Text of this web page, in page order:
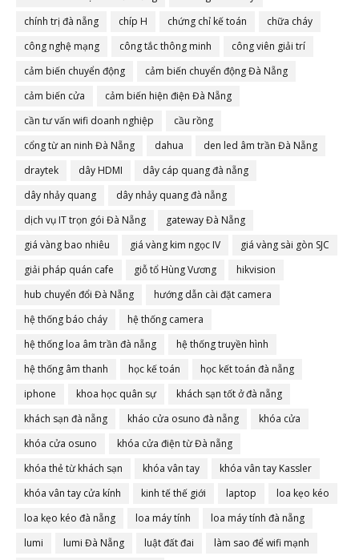
chính trị đà nẵng
chíp H chứng chỉ kế toán
chữa cháy
công nghệ mạng
công tắc thông minh
công viên giải trí
cảm biến chuyển động
cảm biến chuyển động Đà Nẵng
cảm biến cửa
cảm biến hiện điện Đà Nẵng
cần tư vấn wifi doanh nghiệp
cầu rồng
cổng từ an ninh Đà Nẵng
dahua
den led âm trần Đà Nẵng
draytek
dây HDMI
dây cáp quang đà nẵng
dây nhảy quang
dây nhảy quang đà nẵng
dịch vụ IT trọn gói Đà Nẵng
gateway Đà Nẵng
giá vàng bao nhiêu
giá vàng kim ngọc IV
giá vàng sài gòn SJC
giải pháp quán cafe
giỗ tổ Hùng Vương
hikvision
hub chuyển đổi Đà Nẵng
hướng dẫn cài đặt camera
hệ thống báo cháy
hệ thống camera
hệ thống loa âm trần đà nẵng
hệ thống truyền hình
hệ thống âm thanh
học kế toán
học kết toán đà nẵng
iphone
khoa học quân sự
khách sạn tốt ở đà nẵng
khách sạn đà nẵng
kháo cửa osuno đà nẵng
khóa cửa
khóa cửa osuno
khóa cửa điện từ Đà nẵng
khóa thẻ từ khách sạn
khóa vân tay
khóa vân tay Kassler
khóa vân tay cửa kính
kinh tế thế giới laptop
loa kẹo kéo
loa kẹo kéo đà nẵng
loa máy tính
loa máy tính đà nẵng
lumi
lumi Đà Nẵng luật đất đai
làm sao để wifi mạnh